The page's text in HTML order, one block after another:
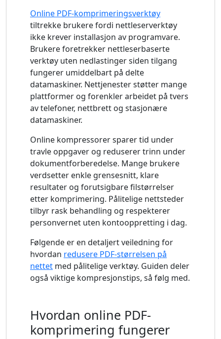
Online PDF-komprimeringsverktøy
tiltrekke brukere fordi nettleserverktøy
ikke krever installasjon av programvare.
Brukere foretrekker nettleserbaserte
verktøy uten nedlastinger siden tilgang
fungerer umiddelbart på delte
datamaskiner. Nettjenester støtter mange
plattformer og forenkler arbeidet på tvers
av telefoner, nettbrett og stasjonære
datamaskiner.
Online kompressorer sparer tid under
travle oppgaver og reduserer trinn under
dokumentforberedelse. Mange brukere
verdsetter enkle grensesnitt, klare
resultater og forutsigbare filstørrelser
etter komprimering. Pålitelige nettsteder
tilbyr rask behandling og respekterer
personvernet uten kontooppretting i dag.
Følgende er en detaljert veiledning for
hvordan redusere PDF-størrelsen på
nettet med pålitelige verktøy. Guiden deler
også viktige kompresjonstips, så følg med.
Hvordan online PDF-
komprimering fungerer